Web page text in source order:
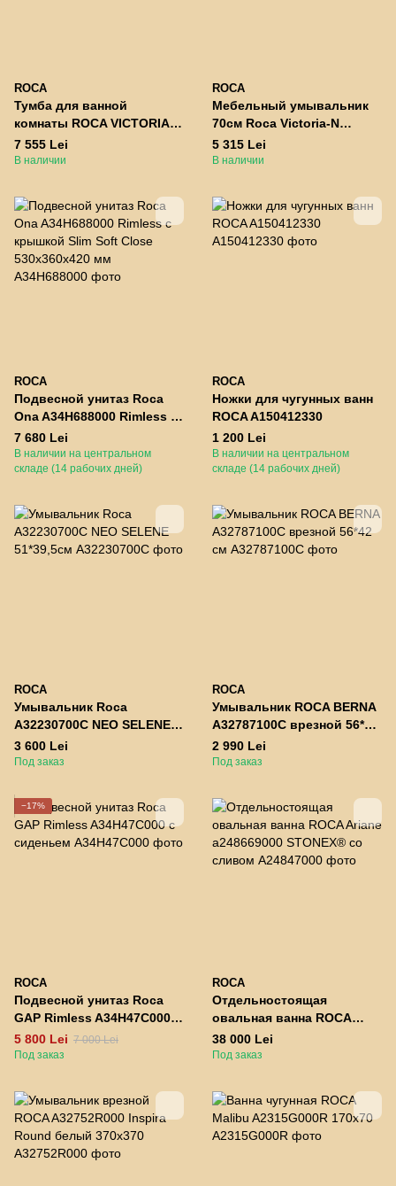
ROCA
Тумба для ванной
комнаты ROCA VICTORIA
BASIC A856682806 белый
7 555 Lei
В наличии
ROCA
Мебельный умывальник
70см Roca Victoria-N
A32799D000
5 315 Lei
В наличии
ROCA
Подвесной унитаз Roca
Ona A34H688000 Rimless с
крышкой Slim Soft Close
530х360х420 мм
7 680 Lei
В наличии на центральном
складе (14 рабочих дней)
ROCA
Ножки для чугунных ванн
ROCA A150412330
1 200 Lei
В наличии на центральном
складе (14 рабочих дней)
ROCA
Умывальник Roca
A32230700C NEO SELENE
51*39,5см
3 600 Lei
Под заказ
ROCA
Умывальник ROCA BERNA
A32787100C врезной 56*42
см
2 990 Lei
Под заказ
−17%
ROCA
Подвесной унитаз Roca
GAP Rimless A34H47C000 с
сиденьем
5 800 Lei 7 000 Lei
Под заказ
ROCA
Отдельностоящая
овальная ванна ROCA
Ariane a248669000
STONEX® со сливом
38 000 Lei
Под заказ